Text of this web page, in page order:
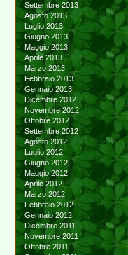
Settembre 2013
Agosto 2013
Luglio 2013
Giugno 2013
Maggio 2013
Aprile 2013
Marzo 2013
Febbraio 2013
Gennaio 2013
Dicembre 2012
Novembre 2012
Ottobre 2012
Settembre 2012
Agosto 2012
Luglio 2012
Giugno 2012
Maggio 2012
Aprile 2012
Marzo 2012
Febbraio 2012
Gennaio 2012
Dicembre 2011
Novembre 2011
Ottobre 2011